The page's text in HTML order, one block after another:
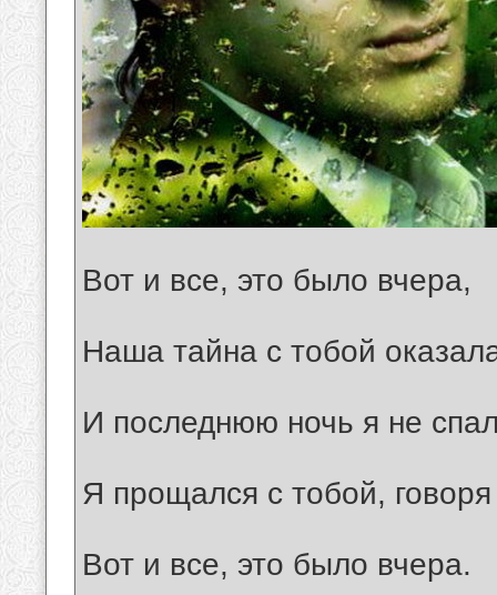
Вот и все, это было вчеpа,
Hаша тайна с тобой
И последнюю ночь я не
Я пpощался с тобой,
Вот и все, это было вчеpа.